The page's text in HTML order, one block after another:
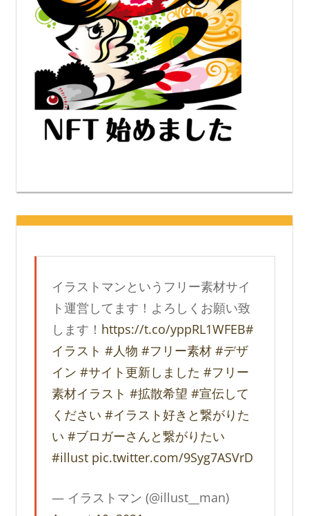
イラストマンというフリー素材サイ
ト運営してます！よろしくお願い致
します！ https://t.co/yppRL1WFEB#
イラスト #人物 #フリー素材 #デザ
イン #サイト更新しました #フリー
素材イラスト #拡散希望 #宣伝して
ください #イラスト好きと繋がりた
い #ブロガーさんと繋がりたい
#illust pic.twitter.com/9Syg7ASVrD
— イラストマン (@illust__man)